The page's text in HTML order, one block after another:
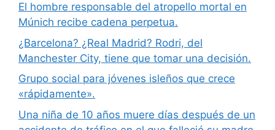
El hombre responsable del atropello mortal en
Múnich recibe cadena perpetua.
¿Barcelona? ¿Real Madrid? Rodri, del
Manchester City, tiene que tomar una decisión.
Grupo social para jóvenes isleños que crece
«rápidamente».
Una niña de 10 años muere días después de un